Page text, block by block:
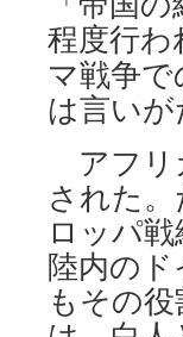
程度行わ
マ戦争
は言いが
アフリ
された
ロッパ
陸内の
もその